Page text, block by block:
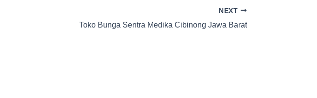
NEXT
Toko Bunga Sentra Medika Cibinong Jawa Barat